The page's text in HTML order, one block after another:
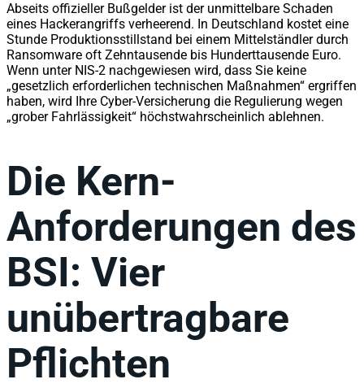
Abseits offizieller Bußgelder ist der unmittelbare Schaden
eines Hackerangriffs verheerend. In Deutschland kostet eine
Stunde Produktionsstillstand bei einem Mittelständler durch
Ransomware oft Zehntausende bis Hunderttausende Euro.
Wenn unter NIS-2 nachgewiesen wird, dass Sie keine
„gesetzlich erforderlichen technischen Maßnahmen“ ergriffen
haben, wird Ihre Cyber-Versicherung die Regulierung wegen
„grober Fahrlässigkeit“ höchstwahrscheinlich ablehnen.
Die Kern-
Anforderungen des
BSI: Vier
unübertragbare
Pflichten